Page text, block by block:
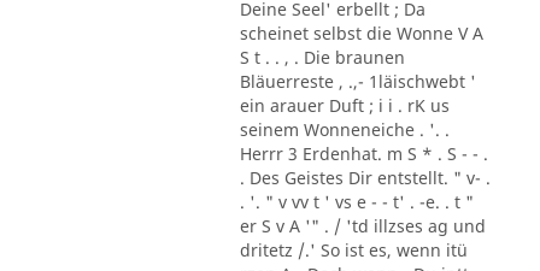
Deine Seel' erbellt ; Da
scheinet selbst die Wonne V A
S t . . , . Die braunen
Bläuerreste , .,- 1läischwebt '
ein arauer Duft ; i i . rK us
seinem Wonneneiche . '. .
Herrr 3 Erdenhat. m S * . S - - .
. Des Geistes Dir entstellt. " v- .
. '. " v vv t ' vs e - - t' . -e. . t "
er S v A '" . / 'td illzses ag und
dritetz /.' So ist es, wenn itü